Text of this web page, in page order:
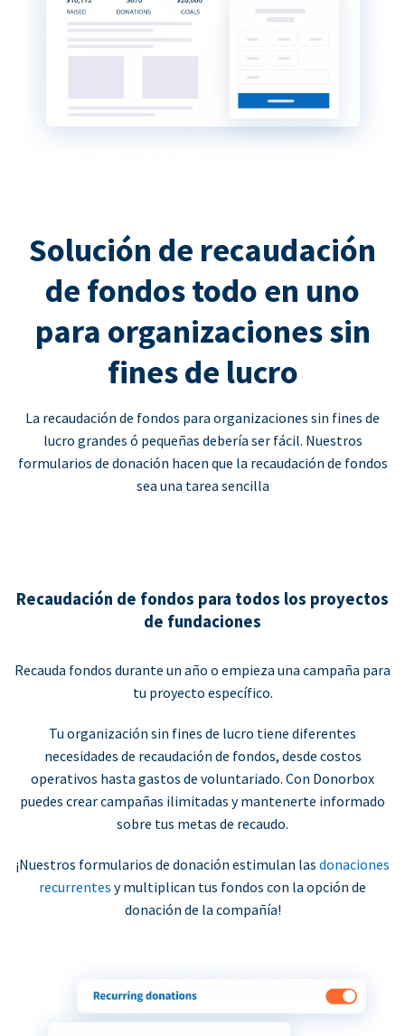
Solución de recaudación
de fondos todo en uno
para organizaciones sin
fines de lucro
La recaudación de fondos para organizaciones sin fines de
lucro grandes ó pequeñas debería ser fácil. Nuestros
formularios de donación hacen que la recaudación de fondos
sea una tarea sencilla
Recaudación de fondos para todos los proyectos
de fundaciones
Recauda fondos durante un año o empieza una campaña para
tu proyecto específico.
Tu organización sin fines de lucro tiene diferentes
necesidades de recaudación de fondos, desde costos
operativos hasta gastos de voluntariado. Con Donorbox
puedes crear campañas ilimitadas y mantenerte informado
sobre tus metas de recaudo.
¡Nuestros formularios de donación estimulan las donaciones
recurrentes y multiplican tus fondos con la opción de
donación de la compañía!